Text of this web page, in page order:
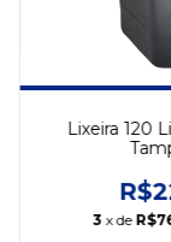
Lixeira 120
3 x de